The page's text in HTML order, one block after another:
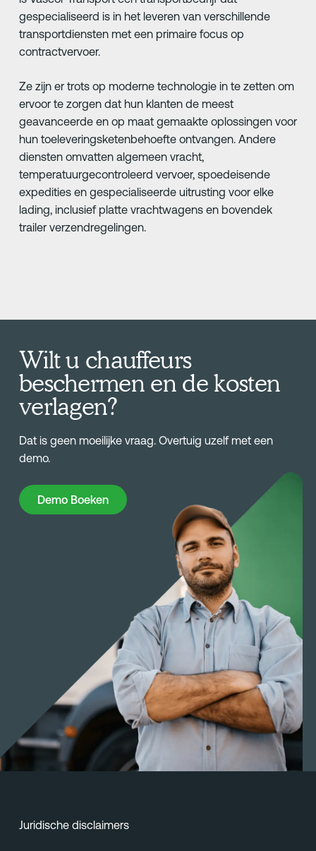
gespecialiseerd is in het leveren van verschillende
transportdiensten met een primaire focus op
contractvervoer.
Ze zijn er trots op moderne technologie in te zetten om
ervoor te zorgen dat hun klanten de meest
geavanceerde en op maat gemaakte oplossingen voor
hun toeleveringsketenbehoefte ontvangen. Andere
diensten omvatten algemeen vracht,
temperatuurgecontroleerd vervoer, spoedeisende
expedities en gespecialiseerde uitrusting voor elke
lading, inclusief platte vrachtwagens en bovendek
trailer verzendregelingen.
Wilt u chauffeurs
beschermen en de kosten
verlagen?
Dat is geen moeilijke vraag. Overtuig uzelf met een
demo.
Demo Boeken
Demo Boeken
Juridische disclaimers